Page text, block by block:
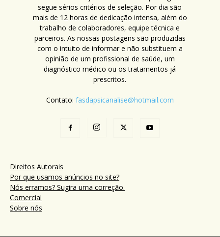
segue sérios critérios de seleção. Por dia são
mais de 12 horas de dedicação intensa, além do
trabalho de colaboradores, equipe técnica e
parceiros. As nossas postagens são produzidas
com o intuito de informar e não substituem a
opinião de um profissional de saúde, um
diagnóstico médico ou os tratamentos já
prescritos.
Contato: fasdapsicanalise@hotmail.com
Direitos Autorais
Por que usamos anúncios no site?
Nós erramos? Sugira uma correção.
Comercial
Sobre nós